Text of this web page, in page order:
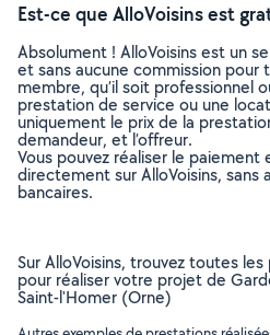
Est-ce que AlloVoisins est
Absolument ! AlloVoisins est un
et sans aucune commission
membre, qu’il soit professionnel
prestation de service ou une
uniquement le prix de la
demandeur, et l’offreur.
Vous pouvez réaliser le
directement sur AlloVoisins, sans
bancaires.
Sur AlloVoisins, trouvez toutes
pour réaliser votre projet de
Saint-l'Homer (Orne)